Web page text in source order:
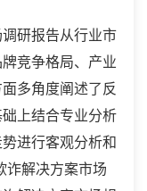
研报告从行业市
竞争格局、产业
多角度阐述了反
上结合专业分析
进行客观分析和
诈解决方案市场